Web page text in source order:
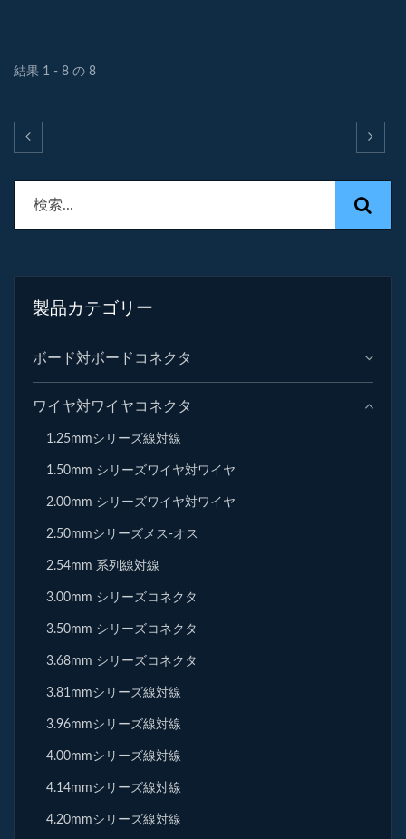
結果 1 - 8 の 8
製品カテゴリー
ボード対ボードコネクタ
ワイヤ対ワイヤコネクタ
1.25mmシリーズ線対線
1.50mm シリーズワイヤ対ワイヤ
2.00mm シリーズワイヤ対ワイヤ
2.50mmシリーズメス-オス
2.54mm 系列線対線
3.00mm シリーズコネクタ
3.50mm シリーズコネクタ
3.68mm シリーズコネクタ
3.81mmシリーズ線対線
3.96mmシリーズ線対線
4.00mmシリーズ線対線
4.14mmシリーズ線対線
4.20mmシリーズ線対線